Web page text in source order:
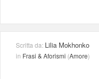
Scritta da: Lilia Mokhonko
in Frasi & Aforismi (Amore)